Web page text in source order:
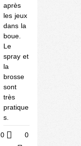
après
les jeux
dans la
boue.
Le
spray et
la
brosse
sont
très
pratique
s.
0 0